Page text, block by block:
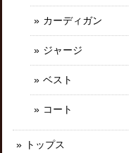
カーディガン
ジャージ
ベスト
コート
トップス